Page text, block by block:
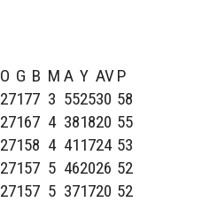
O G B M A Y AVP
27177 3 552530 58
27167 4 381820 55
27158 4 411724 53
27157 5 462026 52
27157 5 371720 52